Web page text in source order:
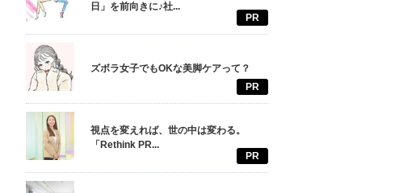
日」を前向きに♪社...
PR
ズボラ女子でもOKな美脚ケアって？
PR
視点を変えれば、世の中は変わる。
「Rethink PR...
PR